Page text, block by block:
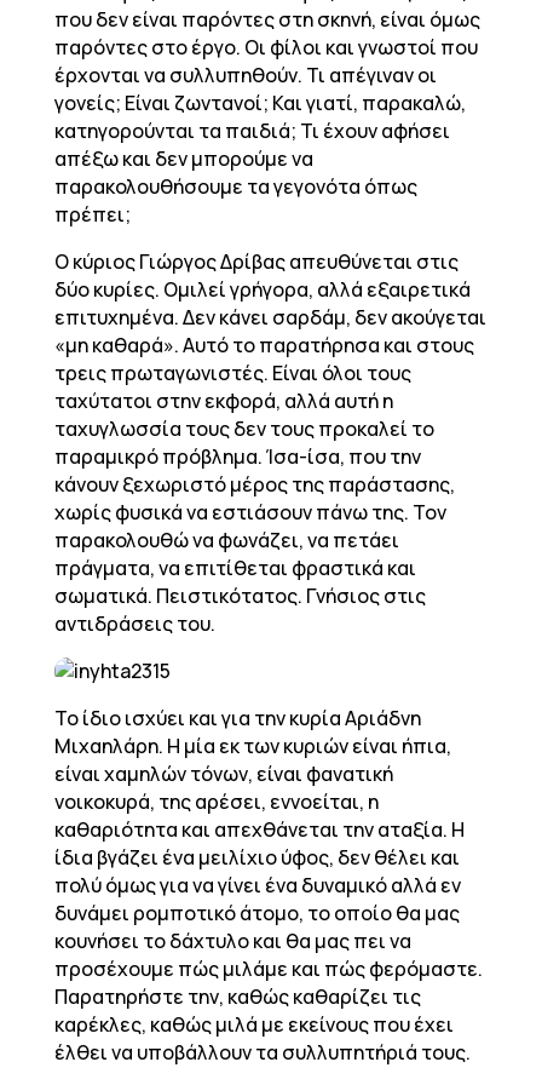
που δεν είναι παρόντες στη σκηνή, είναι όμως
παρόντες στο έργο. Οι φίλοι και γνωστοί που
έρχονται να συλλυπηθούν. Τι απέγιναν οι
γονείς; Είναι ζωντανοί; Και γιατί, παρακαλώ,
κατηγορούνται τα παιδιά; Τι έχουν αφήσει
απέξω και δεν μπορούμε να
παρακολουθήσουμε τα γεγονότα όπως
πρέπει;
Ο κύριος Γιώργος Δρίβας απευθύνεται στις
δύο κυρίες. Ομιλεί γρήγορα, αλλά εξαιρετικά
επιτυχημένα. Δεν κάνει σαρδάμ, δεν ακούγεται
«μη καθαρά». Αυτό το παρατήρησα και στους
τρεις πρωταγωνιστές. Είναι όλοι τους
ταχύτατοι στην εκφορά, αλλά αυτή η
ταχυγλωσσία τους δεν τους προκαλεί το
παραμικρό πρόβλημα. Ίσα-ίσα, που την
κάνουν ξεχωριστό μέρος της παράστασης,
χωρίς φυσικά να εστιάσουν πάνω της. Τον
παρακολουθώ να φωνάζει, να πετάει
πράγματα, να επιτίθεται φραστικά και
σωματικά. Πειστικότατος. Γνήσιος στις
αντιδράσεις του.
Το ίδιο ισχύει και για την κυρία Αριάδνη
Μιχαηλάρη. Η μία εκ των κυριών είναι ήπια,
είναι χαμηλών τόνων, είναι φανατική
νοικοκυρά, της αρέσει, εννοείται, η
καθαριότητα και απεχθάνεται την αταξία. Η
ίδια βγάζει ένα μειλίχιο ύφος, δεν θέλει και
πολύ όμως για να γίνει ένα δυναμικό αλλά εν
δυνάμει ρομποτικό άτομο, το οποίο θα μας
κουνήσει το δάχτυλο και θα μας πει να
προσέχουμε πώς μιλάμε και πώς φερόμαστε.
Παρατηρήστε την, καθώς καθαρίζει τις
καρέκλες, καθώς μιλά με εκείνους που έχει
έλθει να υποβάλλουν τα συλλυπητήριά τους.